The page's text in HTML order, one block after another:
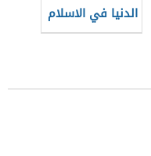
الدنيا في الاسلام